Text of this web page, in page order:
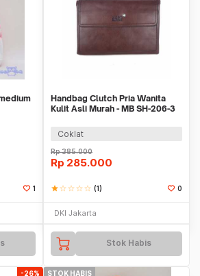
1
Handbag Clutch Pria Wanita
Kulit Asli Murah - MB SH-206-3
Coklat
Rp385.000
Rp 285.000
starstar_borderstar_borderstar_borderstar_border (1) 0
DKI Jakarta
Stok Habis
-26% STOK HABIS